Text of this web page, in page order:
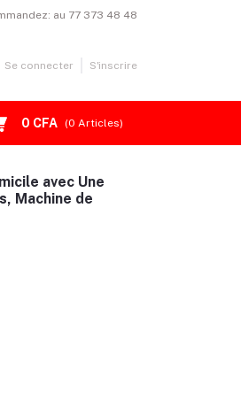
au 77 373 48 48
Se connecter S'inscrire
0 CFA (0 Articles)
avec Une
Machine de